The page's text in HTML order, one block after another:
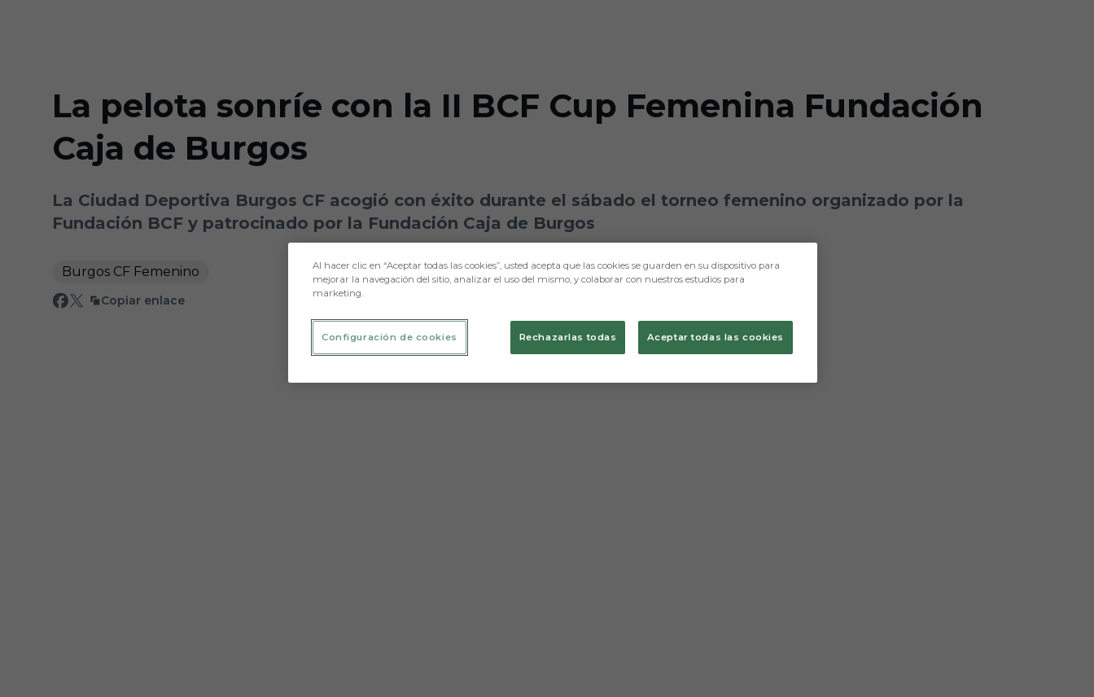
La pelota sonríe con la II BCF Cup Femenina Fundación
Caja de Burgos
La Ciudad Deportiva Burgos CF acogió con éxito durante el sábado el torneo femenino organizado por la
Fundación BCF y patrocinado por la Fundación Caja de Burgos
Burgos CF Femenino
Copiar enlace
Al hacer clic en “Aceptar todas las cookies”, usted acepta que las cookies se guarden en su dispositivo para
mejorar la navegación del sitio, analizar el uso del mismo, y colaborar con nuestros estudios para
marketing.
Rechazarlas todas Aceptar todas las cookies
Configuración de cookies